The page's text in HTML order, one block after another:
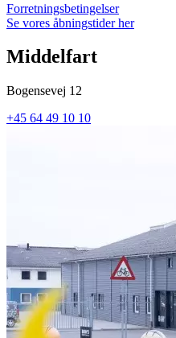
Forretningsbetingelser
Se vores åbningstider her
Middelfart
Bogensevej 12
+45 64 49 10 10